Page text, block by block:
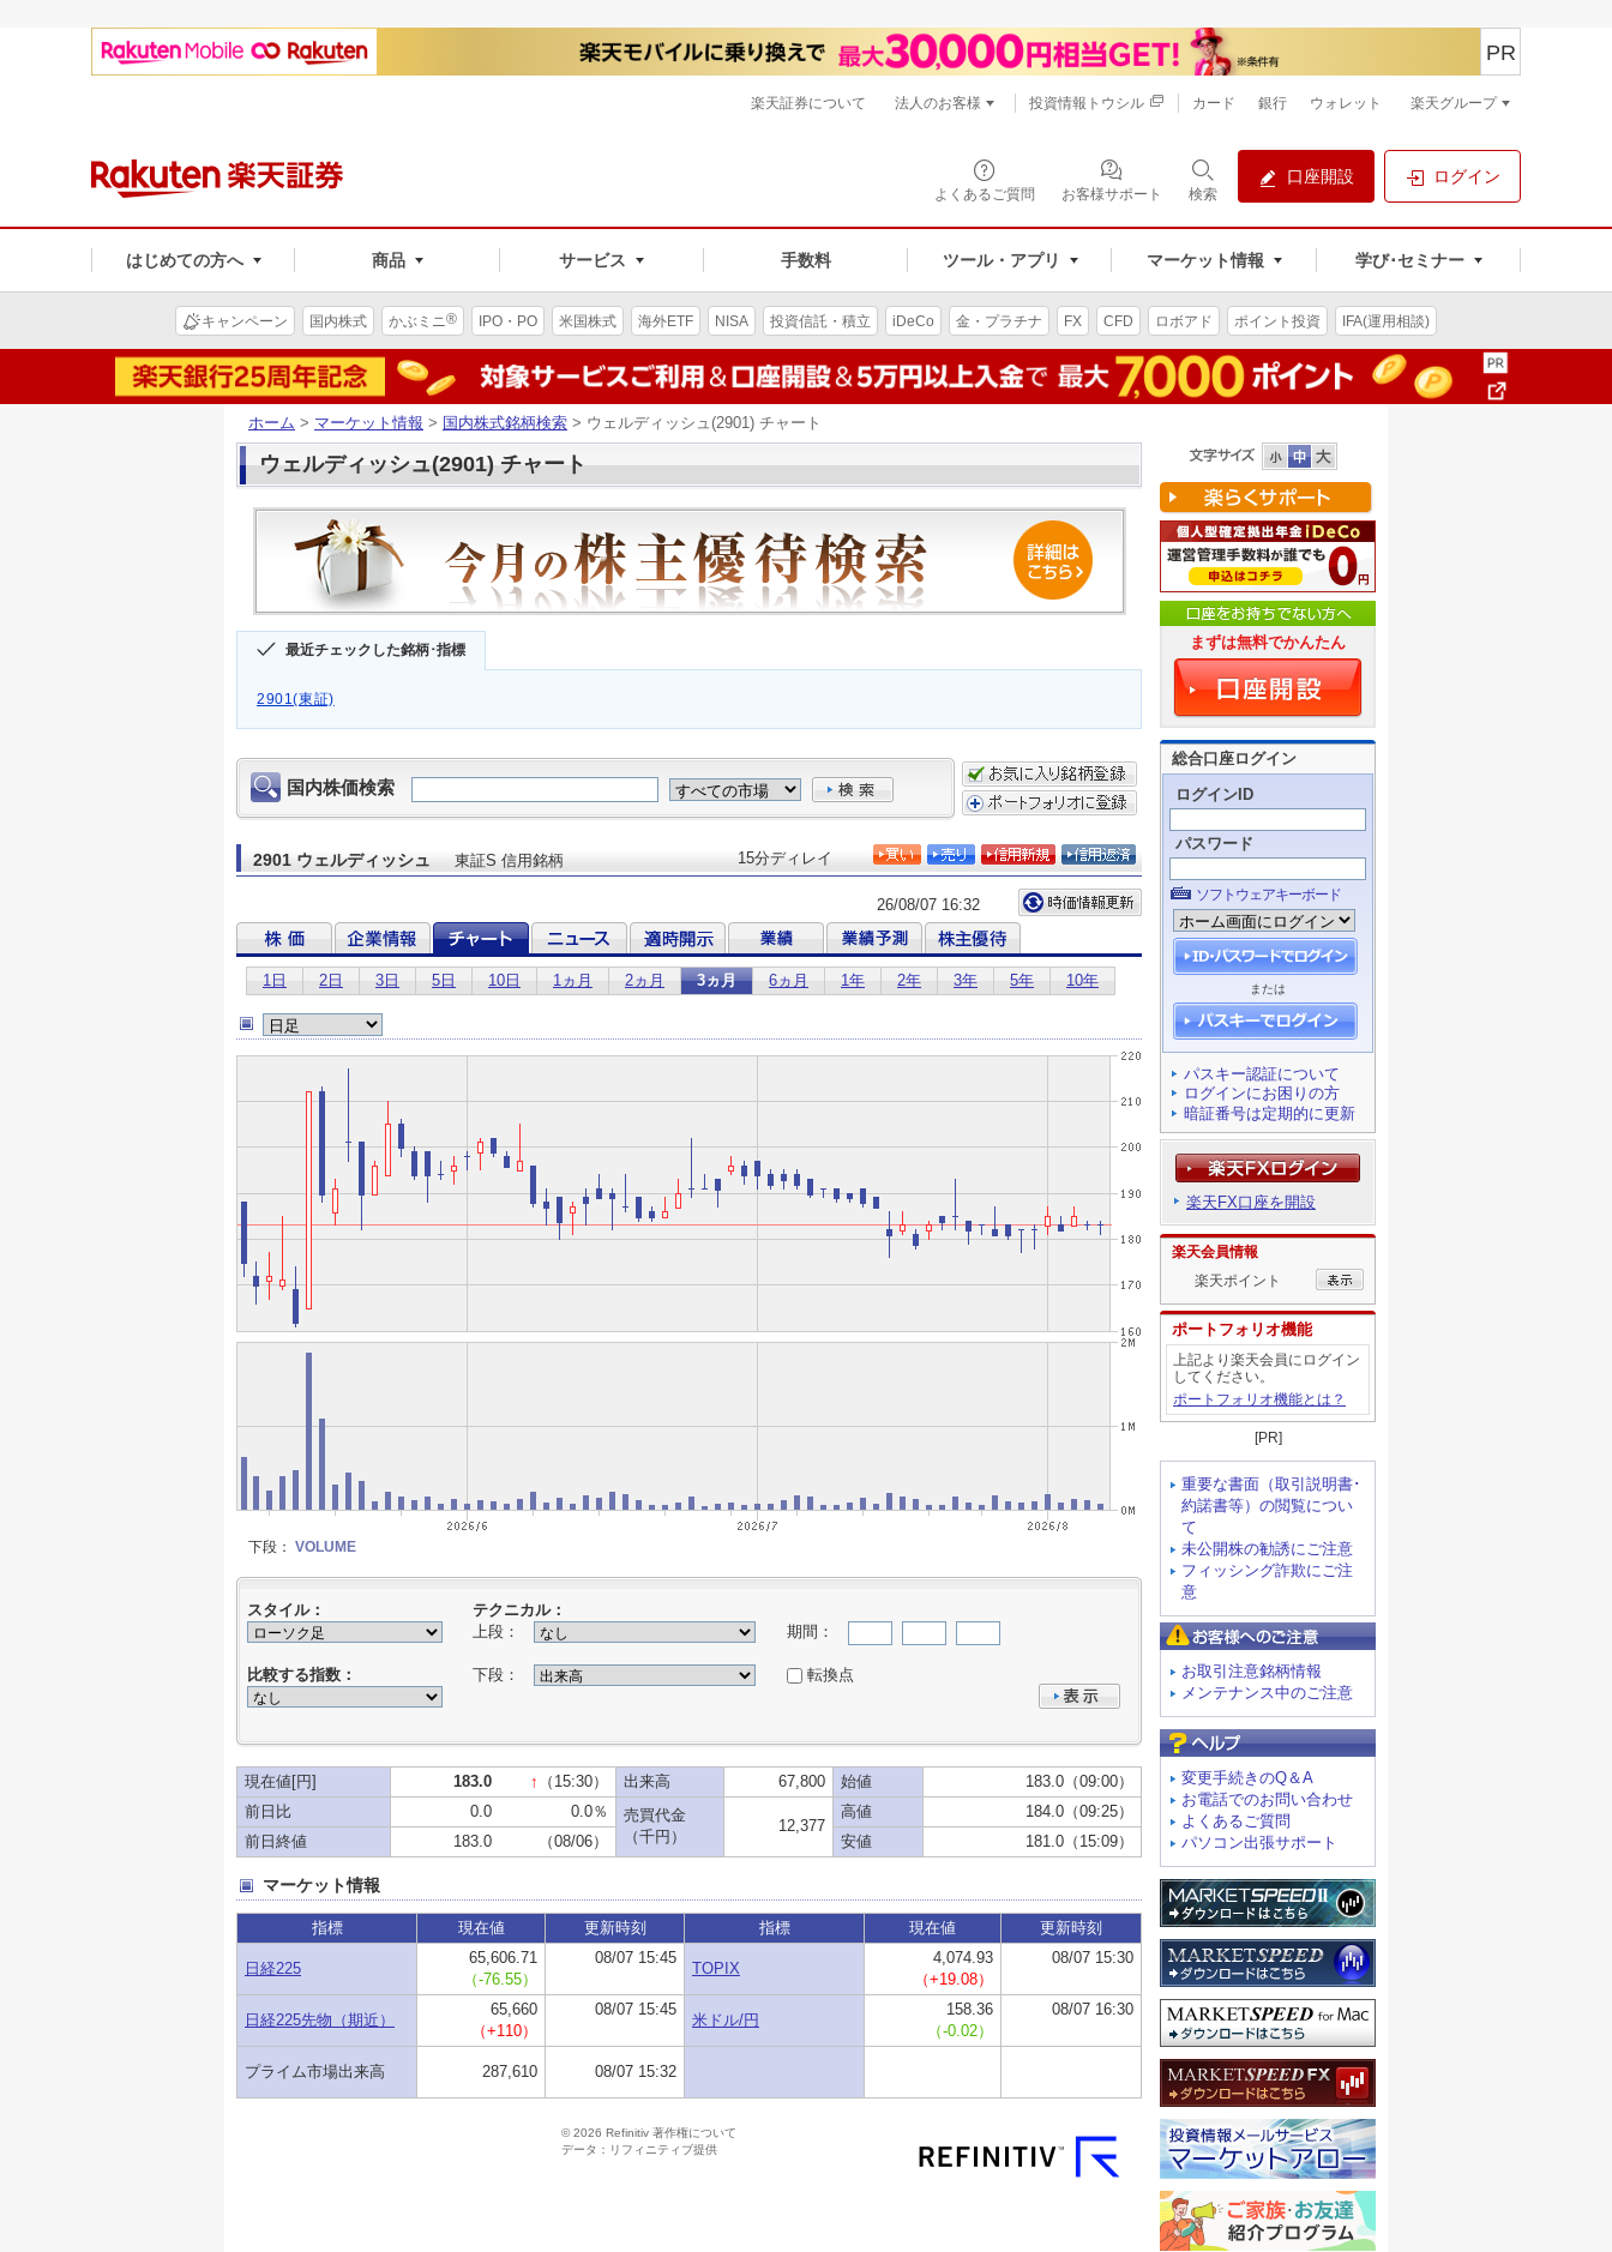
よくあるご質問 お客様サポート 検索
口座開設 ログイン
はじめての方へ 商品 サービス 手数料 ツール・アプリ マーケット情報 学び･セミナー
PR
楽天証券について 法人のお客様 投資情報トウシル カード 銀行 ウォレット 楽天グループ
キャンペーン 国内株式 かぶミニ® IPO・PO 米国株式 海外ETF NISA 投資信託・積立 iDeCo 金・プラチナ FX CFD ロボアド ポイント投資 IFA(運用相談)
ホーム > マーケット情報 > 国内株式銘柄検索 > ウェルディッシュ(2901) チャート
ウェルディッシュ(2901) チャート
最近チェックした銘柄･指標
2901(東証)
まずは無料でかんたん
総合口座ログイン
ログインID
パスワード
ソフトウェアキーボード
または
パスキー認証について
ログインにお困りの方
暗証番号は定期的に更新
楽天FX口座を開設
楽天会員情報
楽天ポイント
ポートフォリオ機能
上記より楽天会員にログイン
してください。
ポートフォリオ機能とは？
[PR]
重要な書面（取引説明書･
約諾書等）の閲覧につい
て
未公開株の勧誘にご注意
フィッシング詐欺にご注
意
お取引注意銘柄情報
メンテナンス中のご注意
変更手続きのQ＆A
お電話でのお問い合わせ
よくあるご質問
パソコン出張サポート